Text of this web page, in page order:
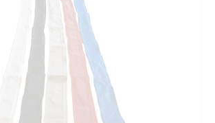
on
useampi
muunnelma.
tehdä
valinnat
tuotteen